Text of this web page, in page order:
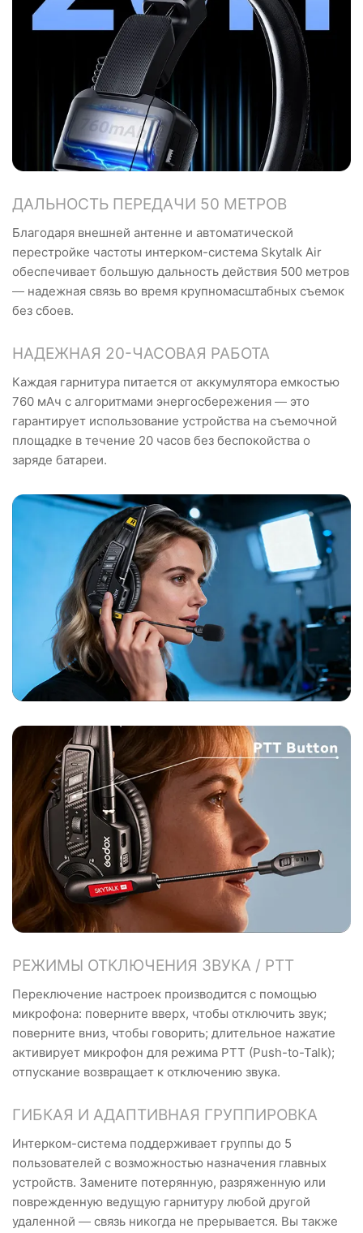
ДАЛЬНОСТЬ ПЕРЕДАЧИ 50 МЕТРОВ
Благодаря внешней антенне и автоматической
перестройке частоты интерком-система Skytalk Air
обеспечивает большую дальность действия 500 метров
— надежная связь во время крупномасштабных съемок
без сбоев.
НАДЕЖНАЯ 20-ЧАСОВАЯ РАБОТА
Каждая гарнитура питается от аккумулятора емкостью
760 мАч с алгоритмами энергосбережения — это
гарантирует использование устройства на съемочной
площадке в течение 20 часов без беспокойства о
заряде батареи.
РЕЖИМЫ ОТКЛЮЧЕНИЯ ЗВУКА / PTT
Переключение настроек производится с помощью
микрофона: поверните вверх, чтобы отключить звук;
поверните вниз, чтобы говорить; длительное нажатие
активирует микрофон для режима PTT (Push-to-Talk);
отпускание возвращает к отключению звука.
ГИБКАЯ И АДАПТИВНАЯ ГРУППИРОВКА
Интерком-система поддерживает группы до 5
пользователей с возможностью назначения главных
устройств. Замените потерянную, разряженную или
поврежденную ведущую гарнитуру любой другой
удаленной — связь никогда не прерывается. Вы также